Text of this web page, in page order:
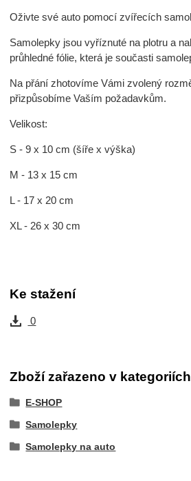
Oživte své auto pomocí zvířecích
Samolepky jsou vyříznuté na plotru a
průhledné fólie, která je současti
Na přání zhotovíme Vámi zvolený
přizpůsobíme Vaším požadavkům.
Velikost:
S - 9 x 10 cm (šíře x výška)
M - 13 x 15 cm
L - 17 x 20 cm
XL - 26 x 30 cm
Ke stažení
0
Zboží zařazeno v kategoriích
E-SHOP
Samolepky
Samolepky na auto